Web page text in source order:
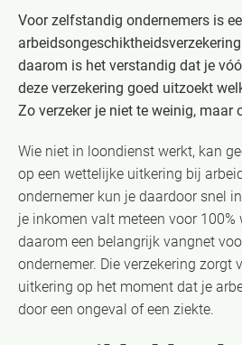
Voor zelfstandig ondernemers is
daarom is het verstandig dat je
deze verzekering goed uitzoekt
Zo verzeker je niet te weinig, maar
Wie niet in loondienst werkt, kan
op een wettelijke uitkering bij
ondernemer kun je daardoor snel
je inkomen valt meteen voor 100%
daarom een belangrijk vangnet
ondernemer. Die verzekering zorgt
uitkering op het moment dat je
door een ongeval of een ziekte.